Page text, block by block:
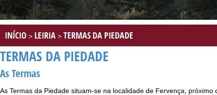
INÍCIO > LEIRIA > TERMAS DA PIEDADE
TERMAS DA PIEDADE
As Termas
As Termas da Piedade situam-se na localidade de Fervença, próximo